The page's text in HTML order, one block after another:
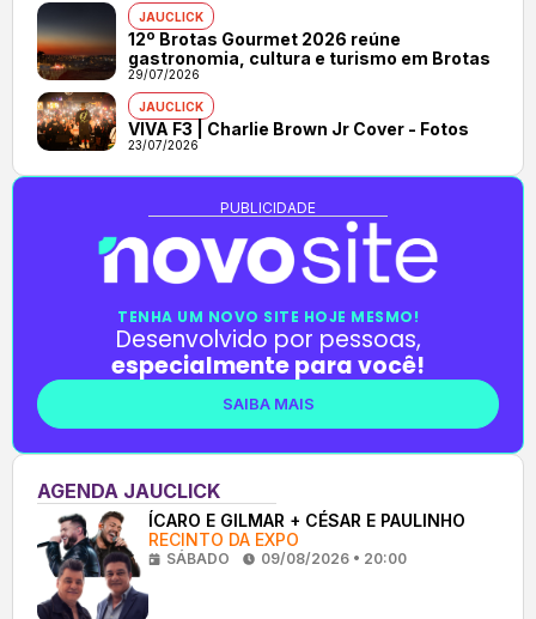
JAUCLICK
12º Brotas Gourmet 2026 reúne
gastronomia, cultura e turismo em Brotas
29/07/2026
JAUCLICK
VIVA F3 | Charlie Brown Jr Cover - Fotos
23/07/2026
PUBLICIDADE
TENHA UM NOVO SITE HOJE MESMO!
Desenvolvido por pessoas,
especialmente para você!
SAIBA MAIS
AGENDA JAUCLICK
ÍCARO E GILMAR + CÉSAR E PAULINHO
RECINTO DA EXPO
SÁBADO 09/08/2026 • 20:00